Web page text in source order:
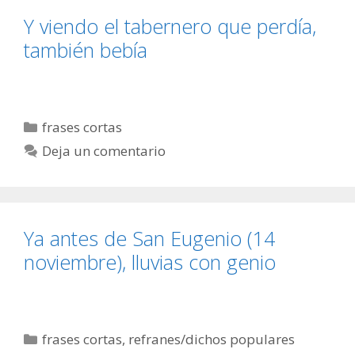
Y viendo el tabernero que perdía,
también bebía
Categorías
frases cortas
Deja un comentario
Ya antes de San Eugenio (14
noviembre), lluvias con genio
Categorías
frases cortas, refranes/dichos populares